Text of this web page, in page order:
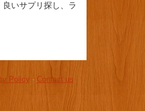
いサプリ探し、ラ
Policy - Contact us